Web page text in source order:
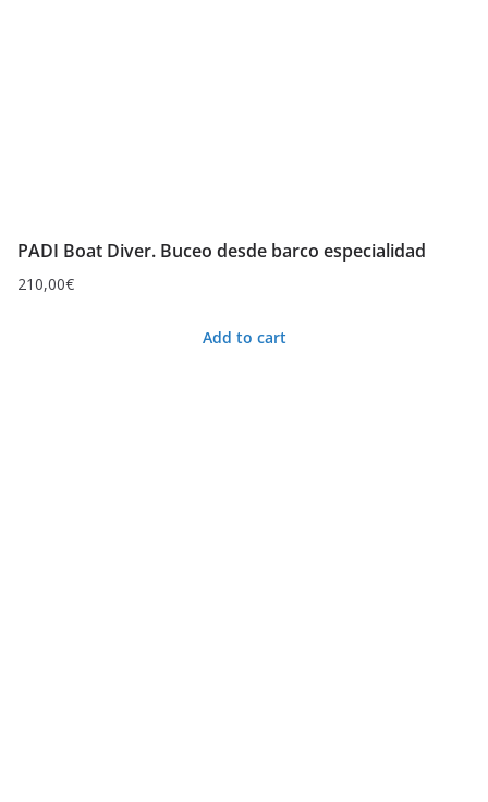
PADI Boat Diver. Buceo desde barco especialidad
210,00€
Add to cart